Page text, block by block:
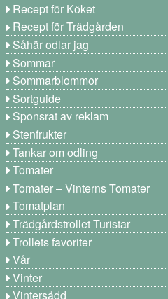
Recept för Köket
Recept för Trädgården
Såhär odlar jag
Sommar
Sommarblommor
Sortguide
Sponsrat av reklam
Stenfrukter
Tankar om odling
Tomater
Tomater – Vinterns Tomater
Tomatplan
Trädgårdstrollet Turistar
Trollets favoriter
Vår
Vinter
Vintersådd